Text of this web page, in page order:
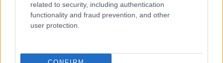
related to security, including authentication
functionality and fraud prevention, and other
user protection.